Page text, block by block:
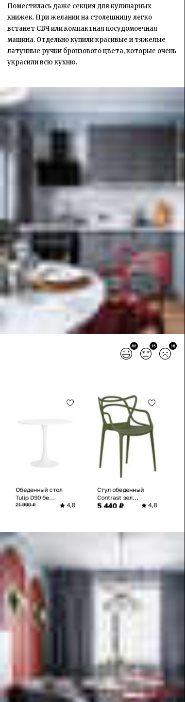
Поместилась даже секция для кулинарных
книжек. При желании на столешницу легко
встанет СВЧ или компактная посудомоечная
машина. Отдельно купили красивые и тяжелые
латунные ручки бронзового цвета, которые очень
украсили всю кухню.
82 15 18
Обеденный стол
Tulip D90 бе...
21 990 ₽ 4,8
Стул обеденный
Contrast зел...
5 440 ₽ 4,8